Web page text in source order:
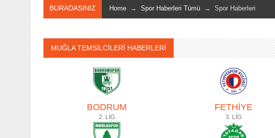
BURADASINIZ Home → Spor Haberleri Tümü → Spor Haberleri
MUĞLA TEMSİLCİLERİ HABERLERİ
BODRUM
2. LİG
FETHİYE
3. LİG